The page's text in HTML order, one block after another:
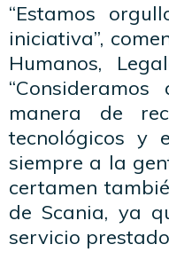
“Estamos
iniciativa”,
Humanos,
manera de
tecnológicos y
siempre a la
certamen
de Scania, ya
servicio